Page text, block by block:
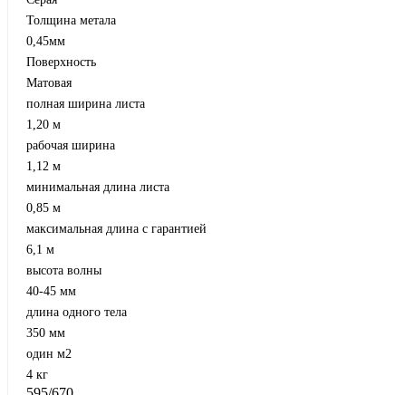
Толщина метала
0,45мм
Поверхность
Матовая
полная ширина листа
1,20 м
рабочая ширина
1,12 м
минимальная длина листа
0,85 м
максимальная длина с гарантией
6,1 м
высота волны
40-45 мм
длина одного тела
350 мм
один м2
4 кг